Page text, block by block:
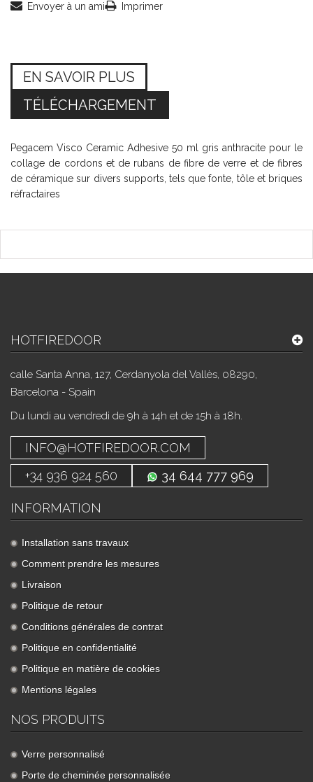
Envoyer à un ami Imprimer
EN SAVOIR PLUS
TÉLÉCHARGEMENT
Pegacem Visco Ceramic Adhesive 50 ml gris anthracite pour le
collage de cordons et de rubans de fibre de verre et de fibres
de céramique sur divers supports, tels que fonte, tôle et briques
réfractaires
HOTFIREDOOR
calle Santa Anna, 127, Cerdanyola del Vallès, 08290,
Barcelona - Spain
Du lundi au vendredi de 9h à 14h et de 15h à 18h.
INFO@HOTFIREDOOR.COM
+34 936 924 560
34 644 777 969
INFORMATION
Installation sans travaux
Comment prendre les mesures
Livraison
Politique de retour
Conditions générales de contrat
Politique en confidentialité
Politique en matière de cookies
Mentions légales
NOS PRODUITS
Verre personnalisé
Porte de cheminée personnalisée